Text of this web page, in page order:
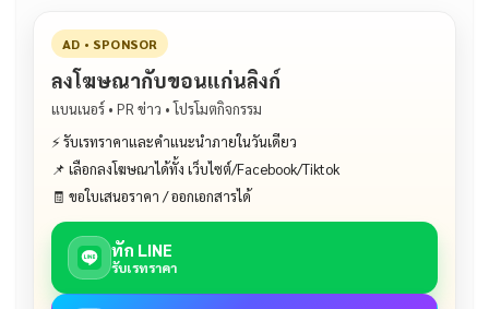
AD • SPONSOR
ลงโฆษณากับขอนแก่นลิงก์
แบนเนอร์ • PR ข่าว • โปรโมตกิจกรรม
⚡ รับเรทราคาและคำแนะนำภายในวันเดียว
📌 เลือกลงโฆษณาได้ทั้ง เว็บไซต์/Facebook/Tiktok
🧾 ขอใบเสนอราคา / ออกเอกสารได้
ทัก LINE
รับเรทราคา